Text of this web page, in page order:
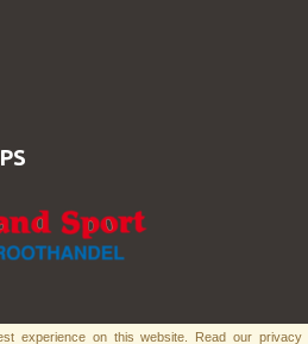
experience on this website. Read our privacy